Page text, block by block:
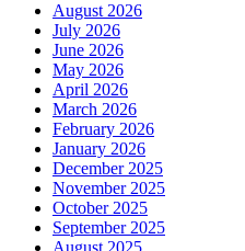
August 2026
July 2026
June 2026
May 2026
April 2026
March 2026
February 2026
January 2026
December 2025
November 2025
October 2025
September 2025